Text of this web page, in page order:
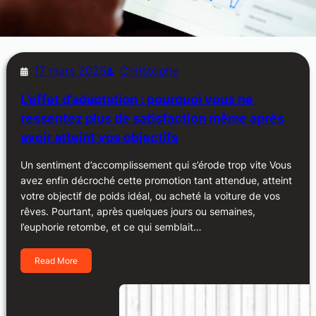
17 mars 2025 Christophe
L’effet d’adaptation : pourquoi vous ne
ressentez plus de satisfaction même après
avoir atteint vos objectifs
Un sentiment d’accomplissement qui s’érode trop vite Vous
avez enfin décroché cette promotion tant attendue, atteint
votre objectif de poids idéal, ou acheté la voiture de vos
rêves. Pourtant, après quelques jours ou semaines,
l’euphorie retombe, et ce qui semblait…
Read More